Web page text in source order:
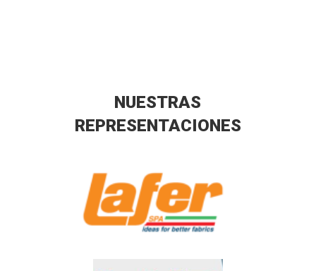
NUESTRAS
REPRESENTACIONES